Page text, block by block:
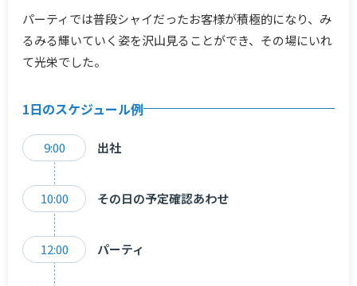
パーティでは普段シャイだったお客様が積極的になり、み
るみる輝いていく姿を沢山見ることができ、その場にいれ
て光栄でした。
1日のスケジュール例
9:00 出社
10:00 その日の予定確認あわせ
12:00 パーティ